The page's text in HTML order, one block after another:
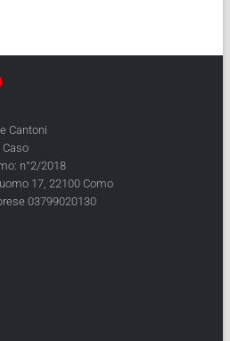
Cantoni
Caso
n°2/2018
17, 22100 Como
03799020130